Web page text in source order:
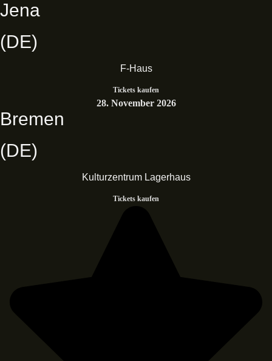
Jena
(DE)
F-Haus
Tickets kaufen
28. November 2026
Bremen
(DE)
Kulturzentrum Lagerhaus
Tickets kaufen